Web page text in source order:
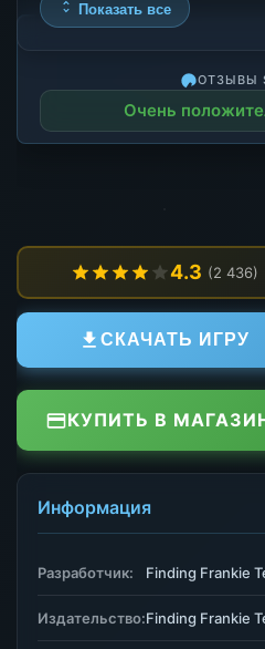
Показать все
ОТЗЫВЫ
Очень
4.3 (2 436)
СКАЧАТЬ ИГРУ
КУПИТЬ В
Информация
Разработчик: Finding Frankie
Издательство:Finding Frankie